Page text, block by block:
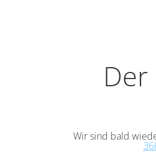
Wir sind bald